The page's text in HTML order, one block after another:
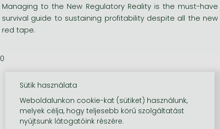
Managing to the New Regulatory Reality is the must-have
survival guide to sustaining profitability despite all the new
red tape.
0
Sütik használata
Weboldalunkon cookie-kat (sütiket) használunk,
melyek célja, hogy teljesebb körű szolgáltatást
nyújtsunk látogatóink részére.